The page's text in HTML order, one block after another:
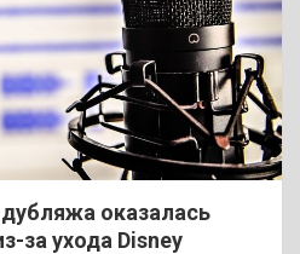
оказалась
за ухода Disney